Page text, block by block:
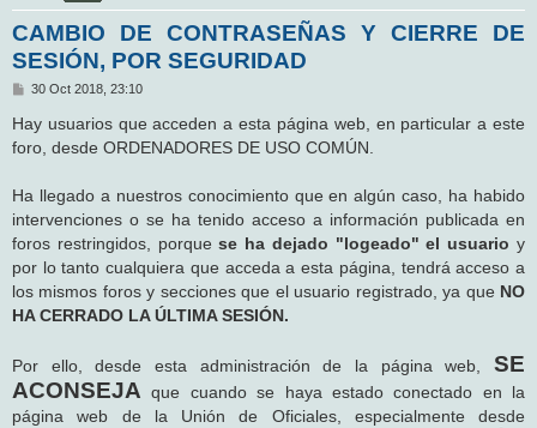
CAMBIO DE CONTRASEÑAS Y CIERRE DE
SESIÓN, POR SEGURIDAD
M
n
s
a
30 Oct 2018, 23:10
Hay usuarios que acceden a esta página web, en particular a este
foro, desde ORDENADORES DE USO COMÚN.
Ha llegado a nuestros conocimiento que en algún caso, ha habido
intervenciones o se ha tenido acceso a información publicada en
foros restringidos, porquese ha dejado "logeado" el usuario y
por lo tanto cualquiera que acceda a esta página, tendrá acceso a
los mismos foros y secciones que el usuario registrado, ya que NO
HA CERRADO LA ÚLTIMA SESIÓN.
Por ello, desde esta administración de la página web, SE
ACONSEJA que cuando se haya estado conectado en la
página web de la Unión de Oficiales, especialmente desde